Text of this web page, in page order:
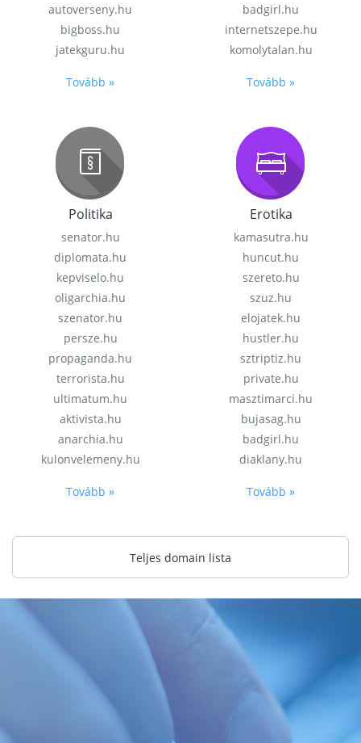
autoverseny.hu
bigboss.hu
jatekguru.hu
Tovább »
badgirl.hu
internetszepe.hu
komolytalan.hu
Tovább »
Politika
senator.hu
diplomata.hu
kepviselo.hu
oligarchia.hu
szenator.hu
persze.hu
propaganda.hu
terrorista.hu
ultimatum.hu
aktivista.hu
anarchia.hu
kulonvelemeny.hu
Tovább »
Erotika
kamasutra.hu
huncut.hu
szereto.hu
szuz.hu
elojatek.hu
hustler.hu
sztriptiz.hu
private.hu
masztimarci.hu
bujasag.hu
badgirl.hu
diaklany.hu
Tovább »
Teljes domain lista